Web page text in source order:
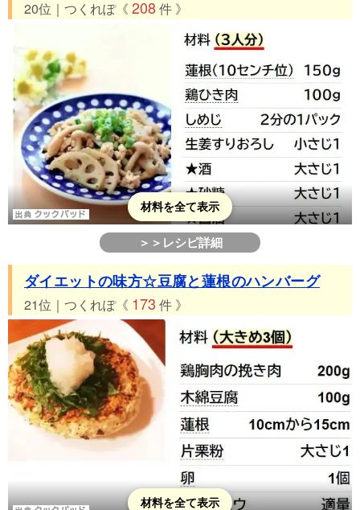
20位｜つくれぽ《 208件 》
材料を全て表示
＞＞レシピ詳細
ダイエットの味方☆豆腐と蓮根のハンバーグ
21位｜つくれぽ《 173 件 》
材料を全て表示